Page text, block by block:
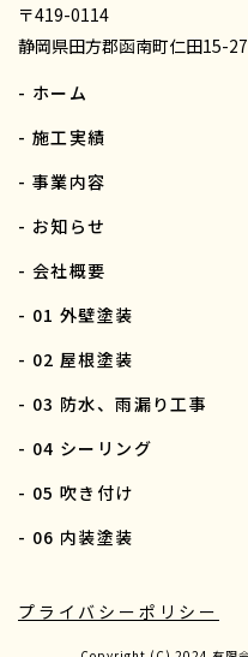
〒419-0114
静岡県田方郡函南町仁田15-27
- ホーム
- 施工実績
- 事業内容
- お知らせ
- 会社概要
- 01 外壁塗装
- 02 屋根塗装
- 03 防水、雨漏り工事
- 04 シーリング
- 05 吹き付け
- 06 内装塗装
プライバシーポリシー